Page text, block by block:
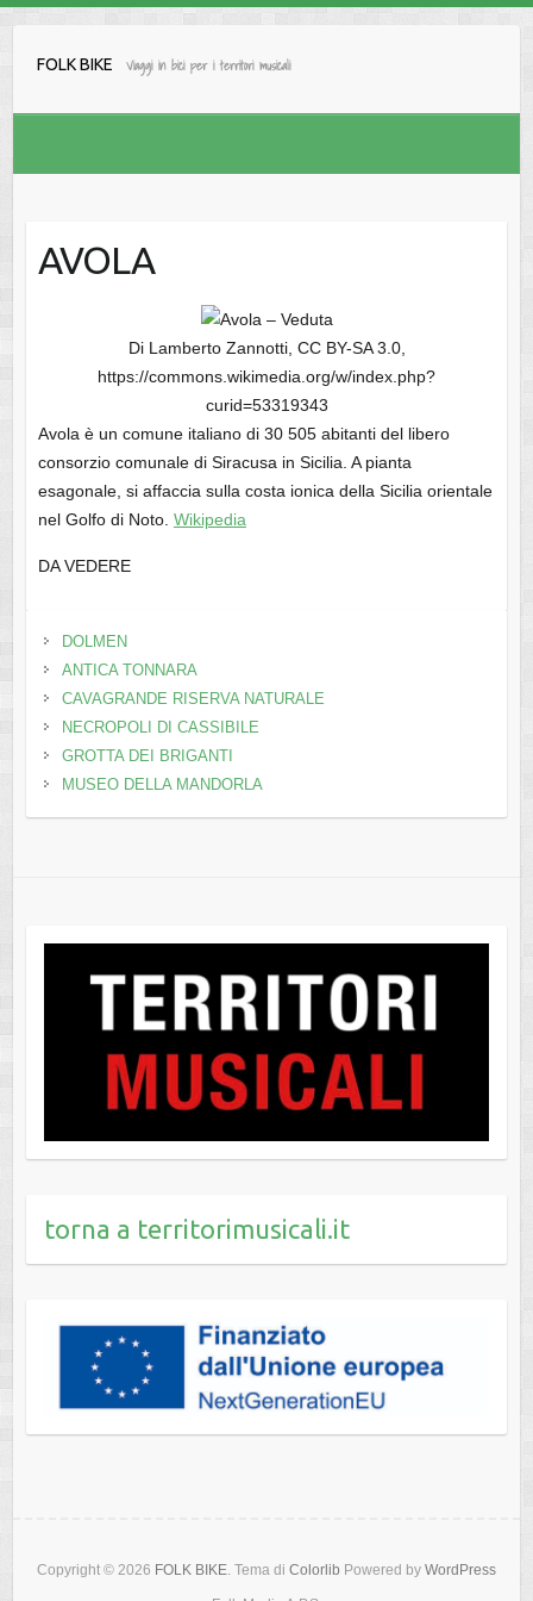
FOLK BIKE Viaggi in bici per i territori musicali
AVOLA
Di Lamberto Zannotti, CC BY-SA 3.0,
https://commons.wikimedia.org/w/index.php?
curid=53319343
Avola è un comune italiano di 30 505 abitanti del libero
consorzio comunale di Siracusa in Sicilia. A pianta
esagonale, si affaccia sulla costa ionica della Sicilia orientale
nel Golfo di Noto. Wikipedia
DA VEDERE
DOLMEN
ANTICA TONNARA
CAVAGRANDE RISERVA NATURALE
NECROPOLI DI CASSIBILE
GROTTA DEI BRIGANTI
MUSEO DELLA MANDORLA
torna a territorimusicali.it
Copyright © 2026 FOLK BIKE. Tema di Colorlib Powered by WordPress